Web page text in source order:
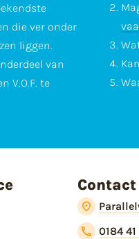
die ver onder
liggen.
van
V.O.F. te
Contact
0184 41